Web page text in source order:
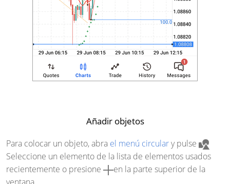
Añadir objetos
Para colocar un objeto, abra el menú circulary pulse
Seleccione un elemento de la lista de elementos usados ​​
recientemente o presione
en la parte superior de la